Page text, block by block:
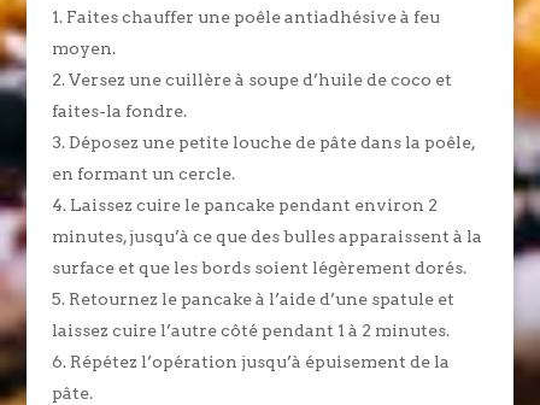
Faites chauffer une poêle antiadhésive à feu
moyen.
Versez une cuillère à soupe d’huile de coco et
faites-la fondre.
Déposez une petite louche de pâte dans la poêle,
en formant un cercle.
Laissez cuire le pancake pendant environ 2
minutes, jusqu’à ce que des bulles apparaissent à la
surface et que les bords soient légèrement dorés.
Retournez le pancake à l’aide d’une spatule et
laissez cuire l’autre côté pendant 1 à 2 minutes.
Répétez l’opération jusqu’à épuisement de la
pâte.